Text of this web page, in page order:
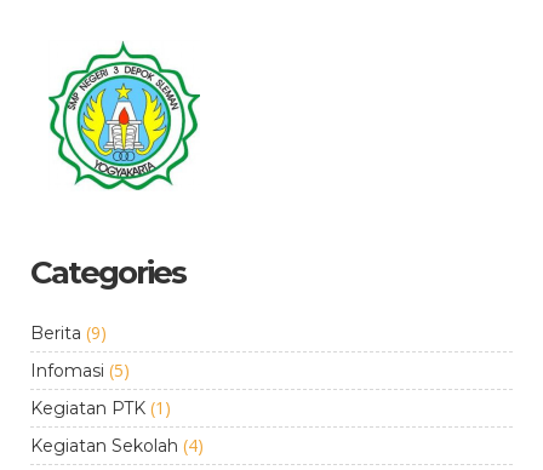
Categories
Berita (9)
Infomasi (5)
Kegiatan PTK (1)
Kegiatan Sekolah (4)